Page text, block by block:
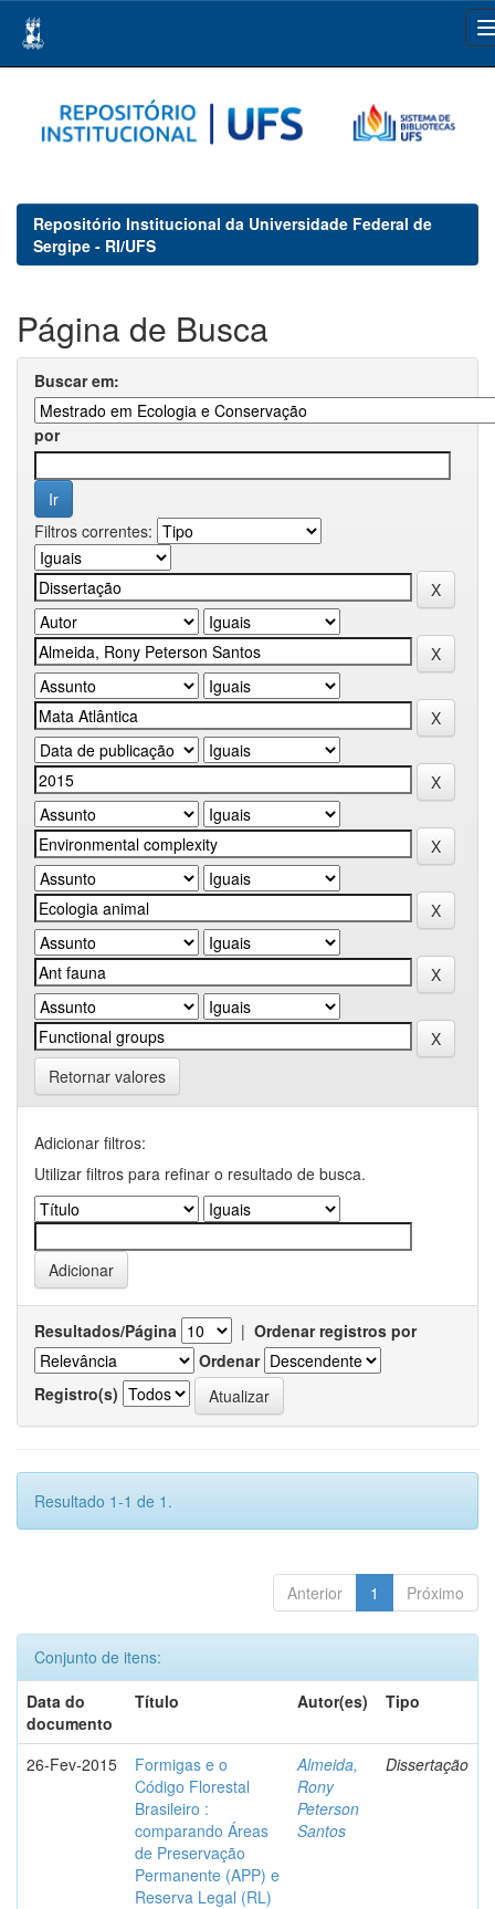
navigation
Repositório Institucional da Universidade Federal de
Sergipe - RI/UFS
Página de Busca
Buscar em:
por
Filtros correntes:
Retornar valores
Adicionar filtros:
Utilizar filtros para refinar o resultado de busca.
Resultados/Página | Ordenar registros por
Ordenar
Registro(s)
Resultado 1-1 de 1.
Anterior 1 Próximo
Conjunto de itens:
Data do
documento
Título Autor(es) Tipo
26-Fev-2015
Formigas e o
Código Florestal
Brasileiro :
comparando Áreas
de Preservação
Permanente (APP) e
Reserva Legal (RL)
Almeida,
Rony
Peterson
Santos
Dissertação